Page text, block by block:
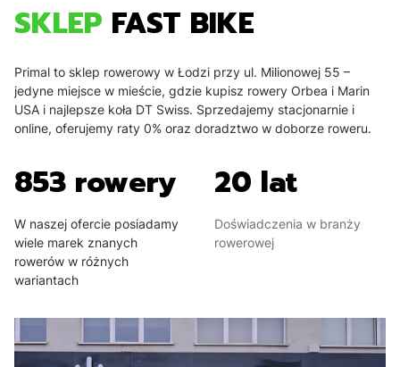
SKLEP FAST BIKE
Primal to sklep rowerowy w Łodzi przy ul. Milionowej 55 –
jedyne miejsce w mieście, gdzie kupisz rowery Orbea i Marin
USA i najlepsze koła DT Swiss. Sprzedajemy stacjonarnie i
online, oferujemy raty 0% oraz doradztwo w doborze roweru.
853 rowery
W naszej ofercie posiadamy
wiele marek znanych
rowerów w różnych
wariantach
20 lat
Doświadczenia w branży
rowerowej